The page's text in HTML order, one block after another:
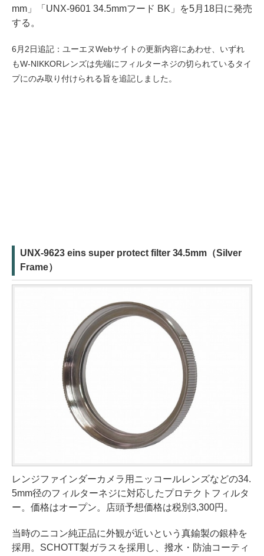
mm」「UNX-9601 34.5mmフード BK」を5月18日に発売
する。
6月2日追記：ユーエヌWebサイトの更新内容にあわせ、いずれ
もW-NIKKORレンズは先端にフィルターネジの切られているタイ
プにのみ取り付けられる旨を追記しました。
UNX-9623 eins super protect filter 34.5mm（Silver
Frame）
レンジファインダーカメラ用ニッコールレンズなどの34.
5mm径のフィルターネジに対応したプロテクトフィルタ
ー。価格はオープン。店頭予想価格は税別3,300円。
当時のニコン純正品に外観が近いという真鍮製の銀枠を
採用。SCHOTT製ガラスを採用し、撥水・防油コーティ